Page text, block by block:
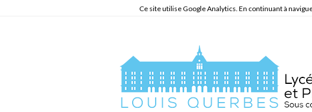
Ce site utilise Google Analytics. En continuant à